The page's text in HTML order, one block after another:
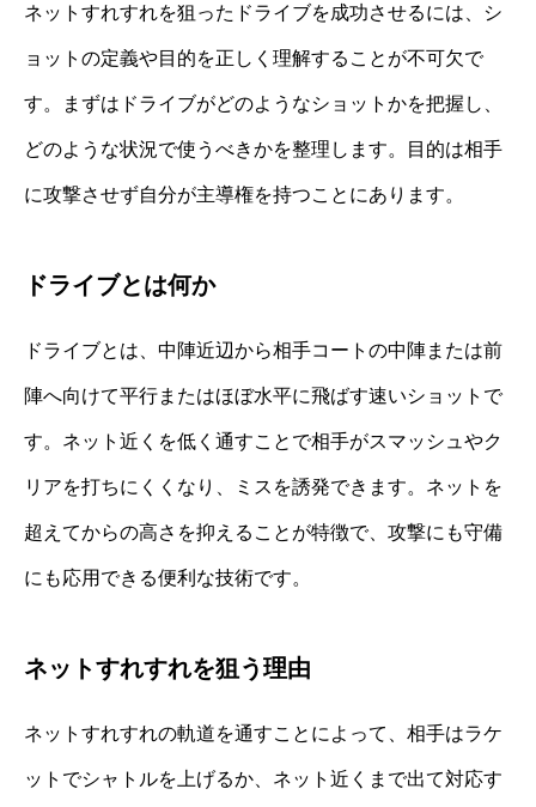
ネットすれすれを狙ったドライブを成功させるには、シ
ョットの定義や目的を正しく理解することが不可欠で
す。まずはドライブがどのようなショットかを把握し、
どのような状況で使うべきかを整理します。目的は相手
に攻撃させず自分が主導権を持つことにあります。
ドライブとは何か
ドライブとは、中陣近辺から相手コートの中陣または前
陣へ向けて平行またはほぼ水平に飛ばす速いショットで
す。ネット近くを低く通すことで相手がスマッシュやク
リアを打ちにくくなり、ミスを誘発できます。ネットを
超えてからの高さを抑えることが特徴で、攻撃にも守備
にも応用できる便利な技術です。
ネットすれすれを狙う理由
ネットすれすれの軌道を通すことによって、相手はラケ
ットでシャトルを上げるか、ネット近くまで出て対応す